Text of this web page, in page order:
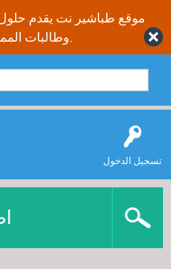
موقع طباشير نت يقدم
تسجيل الدخول